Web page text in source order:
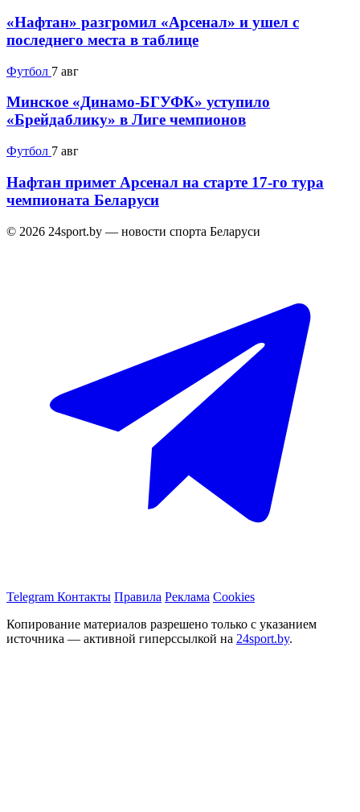
«Нафтан» разгромил «Арсенал» и ушел с
последнего места в таблице
Футбол 7 авг
Минское «Динамо-БГУФК» уступило
«Брейдаблику» в Лиге чемпионов
Футбол 7 авг
Нафтан примет Арсенал на старте 17-го тура
чемпионата Беларуси
© 2026 24sport.by — новости спорта Беларуси
Telegram Контакты Правила Реклама Cookies
Копирование материалов разрешено только с указанием
источника — активной гиперссылкой на 24sport.by.